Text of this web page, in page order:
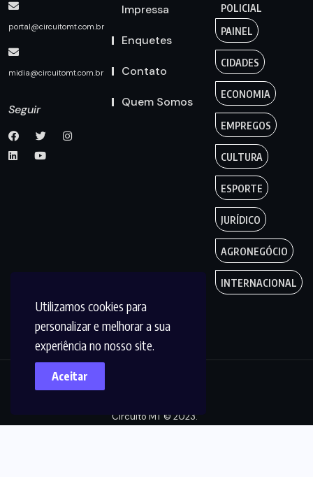
Utilizamos cookies para
personalizar e melhorar a sua
experiência no nosso site.
Aceitar
portal@circuitomt.com.br
midia@circuitomt.com.br
Seguir
Impressa
Enquetes
Contato
Quem Somos
POLICIAL
PAINEL
CIDADES
ECONOMIA
EMPREGOS
CULTURA
ESPORTE
JURÍDICO
AGRONEGÓCIO
INTERNACIONAL
Circuito MT © 2023.